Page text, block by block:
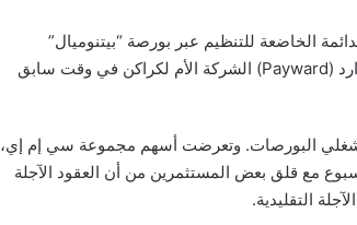
الخاضعة للتنظيم عبر بورصة “بيتنوميال”
(Bitnomial)، وهي منصة خاضعة للتنظيم استحوذت عليها شركة بايوارد (Payward) الشركة الأم لكراكن في وقت سابق
لمشغلي البورصات. وتعرضت أسهم مجموعة سي إم إي،
مع قلق بعض المستثمرين من أن العقود الآجلة
التقليدية.